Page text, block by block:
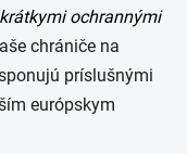
krátkymi ochrannými
chrániče na
príslušnými
európskym